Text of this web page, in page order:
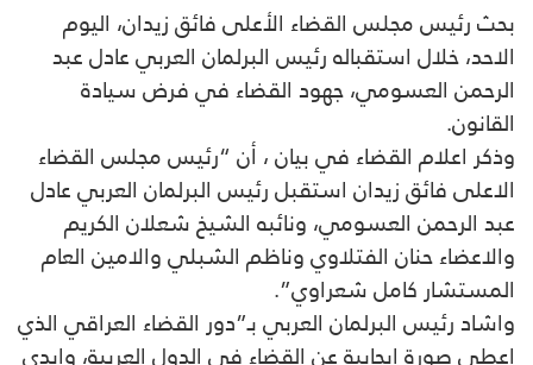
بحث رئيس مجلس القضاء الأعلى فائق زيدان، اليوم
الاحد، خلال استقباله رئيس البرلمان العربي عادل عبد
الرحمن العسومي، جهود القضاء في فرض سيادة
القانون.
وذكر اعلام القضاء في بيان ، أن “رئيس مجلس القضاء
الاعلى فائق زيدان استقبل رئيس البرلمان العربي عادل
عبد الرحمن العسومي، ونائبه الشيخ شعلان الكريم
والاعضاء حنان الفتلاوي وناظم الشبلي والامين العام
المستشار كامل شعراوي”.
واشاد رئيس البرلمان العربي بـ”دور القضاء العراقي الذي